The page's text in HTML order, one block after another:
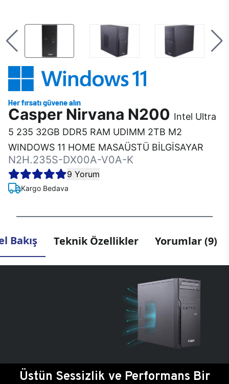
Casper Nirvana N200 Intel Ultra
5 235 32GB DDR5 RAM UDIMM 2TB M2
WINDOWS 11 HOME MASAÜSTÜ BİLGİSAYAR
N2H.235S-DX00A-V0A-K
9 Yorum
Kargo Bedava
Bakış Teknik Özellikler Yorumlar (9)
Üstün Sessizlik ve Performans Bir